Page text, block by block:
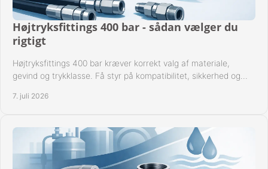
Højtryksfittings 400 bar - sådan vælger du
rigtigt
Højtryksfittings 400 bar kræver korrekt valg af materiale,
gevind og trykklasse. Få styr på kompatibilitet, sikkerhed og
7. juli 2026